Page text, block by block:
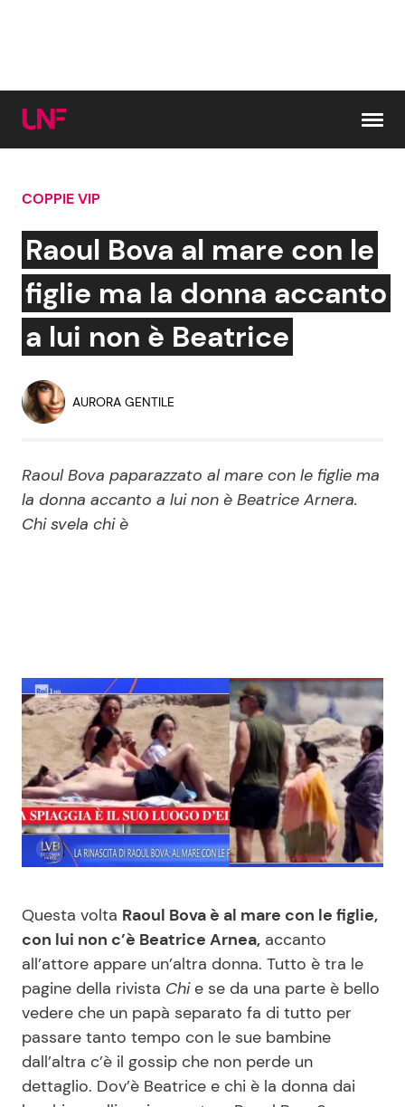
Cerca:
News e Cronaca
Attualità Italiana
Economia
Persone Scomparse
Politica
Gossip e TV
Bellezze VIP
Programmi TV
News Cinema
News Musica
News Spettacolo
News dal mondo
Benessere
Moda e Style
Mondo Mamma
News benessere
Salute
Cucina e Ricette
Dolci
Le Ricette in TV
Primi Piatti
Ricette Facili e Veloci
COPPIE VIP
Raoul Bova al mare con le
figlie ma la donna accanto
a lui non è Beatrice
AURORA GENTILE
Raoul Bova paparazzato al mare con le figlie ma
la donna accanto a lui non è Beatrice Arnera.
Chi svela chi è
Questa volta Raoul Bova è al mare con le figlie,
con lui non c’è Beatrice Arnea, accanto
all’attore appare un’altra donna. Tutto è tra le
pagine della rivista Chi e se da una parte è bello
vedere che un papà separato fa di tutto per
passare tanto tempo con le sue bambine
dall’altra c’è il gossip che non perde un
dettaglio. Dov’è Beatrice e chi è la donna dai